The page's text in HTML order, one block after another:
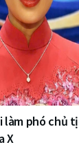
làm phó chủ
X